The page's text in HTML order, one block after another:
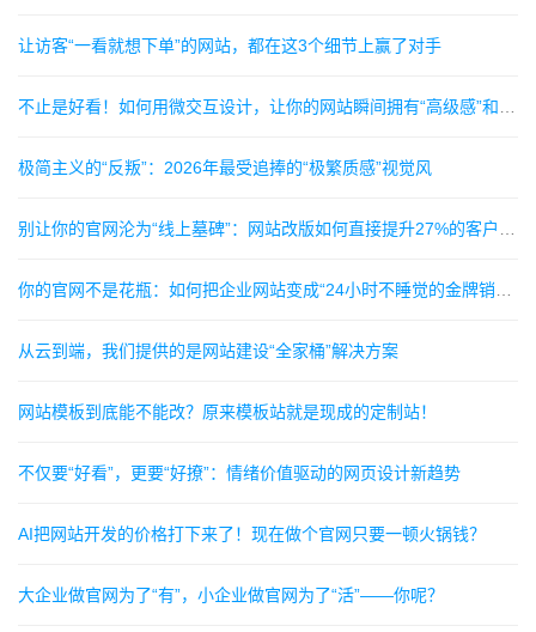
让访客“一看就想下单”的网站，都在这3个细节上赢了对手
极简主义的“反叛”：2026年最受追捧的“极繁质感”视觉风
从云到端，我们提供的是网站建设“全家桶”解决方案
网站模板到底能不能改？原来模板站就是现成的定制站！
不仅要“好看”，更要“好撩”：情绪价值驱动的网页设计新趋势
AI把网站开发的价格打下来了！现在做个官网只要一顿火锅钱？
大企业做官网为了“有”，小企业做官网为了“活”——你呢？